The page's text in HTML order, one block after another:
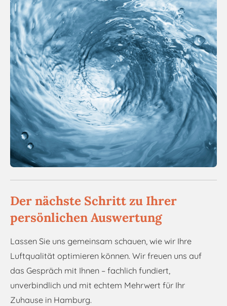
Der nächste Schritt zu Ihrer
persönlichen Auswertung
Lassen Sie uns gemeinsam schauen, wie wir Ihre
Luftqualität optimieren können. Wir freuen uns auf
das Gespräch mit Ihnen – fachlich fundiert,
unverbindlich und mit echtem Mehrwert für Ihr
Zuhause in Hamburg.